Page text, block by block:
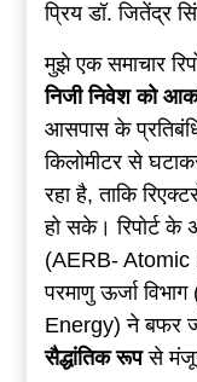
प्रिय डॉ. जितेंद्र
मुझे एक समाचार
निजी निवेश को
आसपास के
किलोमीटर से
रहा है, ताकि
हो सके। रिपोर्ट के
(AERB-
परमाणु ऊर्जा
Energy) ने बफर
सैद्धांतिक रूपसे